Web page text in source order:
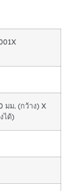
มม. (กว้าง) X
ได้)